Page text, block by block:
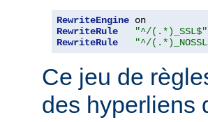
RewriteEngine
RewriteRule
"^/(.*)_SSL$"
RewriteRule
"^/
Ce jeu de
des hyperliens